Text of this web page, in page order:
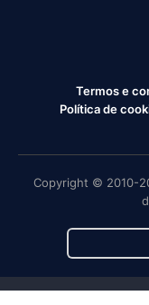
Termos e
Política de
Copyright © 2010-